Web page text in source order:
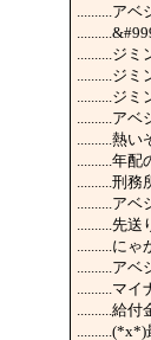
..........ア
..........ジ
..........ジ
..........ジ
..........ア
..........熱い
..........年
..........刑務
..........ア
..........先
..........にゃ
..........ア
..........マ
..........給